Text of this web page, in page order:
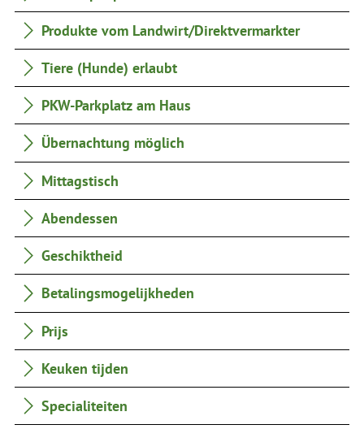
Produkte vom Landwirt/Direktvermarkter
Tiere (Hunde) erlaubt
PKW-Parkplatz am Haus
Übernachtung möglich
Mittagstisch
Abendessen
Geschiktheid
Betalingsmogelijkheden
Prijs
Keuken tijden
Specialiteiten